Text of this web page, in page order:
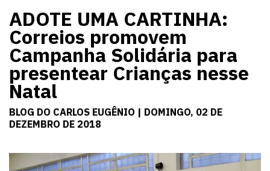
ADOTE UMA CARTINHA:
Correios promovem
Campanha Solidária para
presentear Crianças nesse
Natal
BLOG DO CARLOS EUGÊNIO | DOMINGO, 02 DE
DEZEMBRO DE 2018